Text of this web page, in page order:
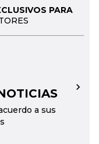
PARA
a sus
→